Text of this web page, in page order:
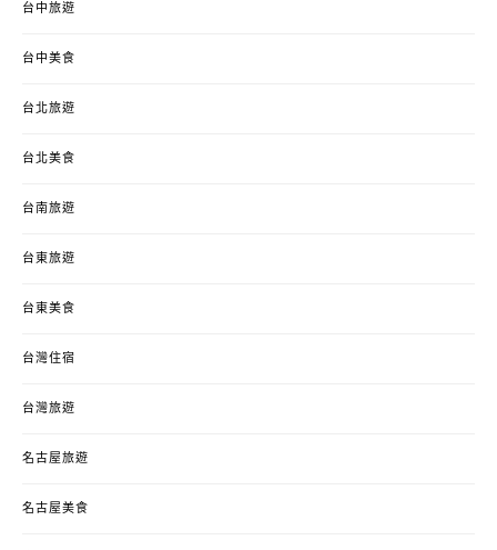
台中旅遊
台中美食
台北旅遊
台北美食
台南旅遊
台東旅遊
台東美食
台灣住宿
台灣旅遊
名古屋旅遊
名古屋美食